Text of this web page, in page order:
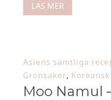
LÄS MER
Asiens samtliga
Grönsaker,
Moo Namul